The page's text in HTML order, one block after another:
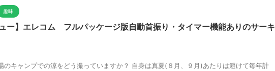
趣味
ュー】エレコム フルパッケージ版自動首振り・タイマー機能ありのサーキ
のキャンプでの涼をどう撮っていますか？ 自身は真夏(８月、９月)あたりは避けて毎年計